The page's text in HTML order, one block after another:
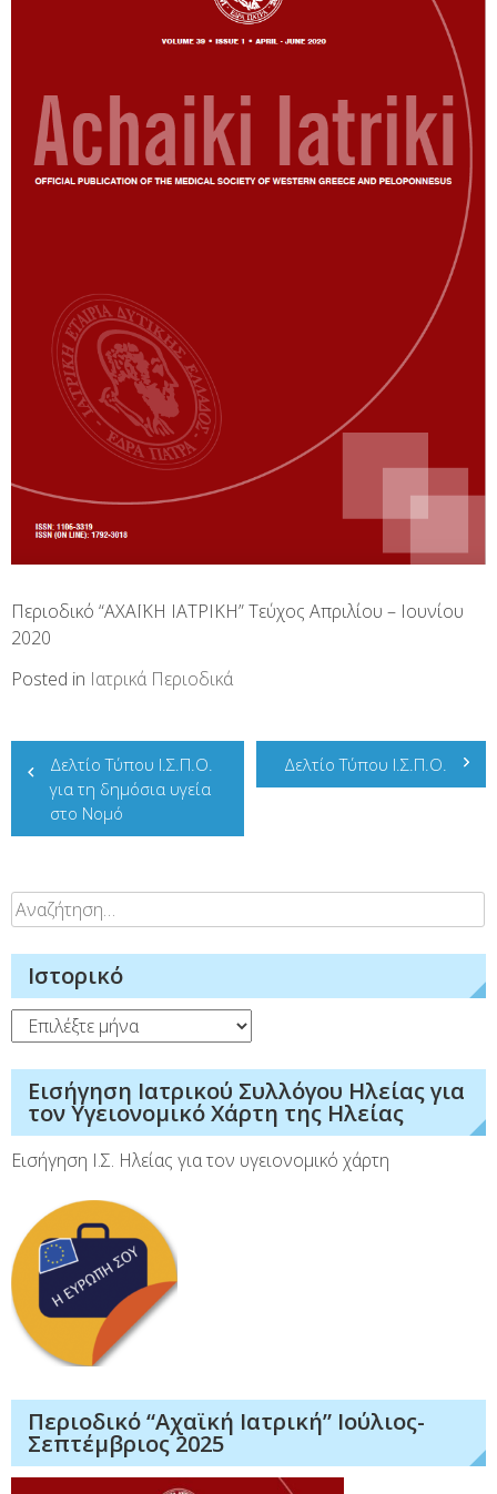
Περιοδικό “ΑΧΑΪΚΗ ΙΑΤΡΙΚΗ” Τεύχος Απριλίου – Ιουνίου
2020
Posted in Ιατρικά Περιοδικά
Πλοήγηση
άρθρων
Δελτίο Τύπου Ι.Σ.Π.Ο.
για τη δημόσια υγεία
στο Νομό
Δελτίο Τύπου Ι.Σ.Π.Ο.
Αναζήτηση
για:
Ιστορικό
Ιστορικό
Εισήγηση Ιατρικού Συλλόγου Ηλείας για
τον Υγειονομικό Χάρτη της Ηλείας
Εισήγηση Ι.Σ. Ηλείας για τον υγειονομικό χάρτη
Περιοδικό “Αχαϊκή Ιατρική” Ιούλιος-
Σεπτέμβριος 2025